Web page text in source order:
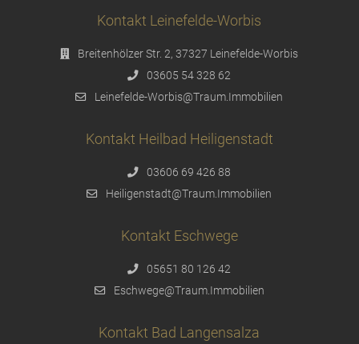
Kontakt Leinefelde-Worbis
Breitenhölzer Str. 2, 37327 Leinefelde-Worbis
03605 54 328 62
Leinefelde-Worbis@Traum.Immobilien
Kontakt Heilbad Heiligenstadt
03606 69 426 88
Heiligenstadt@Traum.Immobilien
Kontakt Eschwege
05651 80 126 42
Eschwege@Traum.Immobilien
Kontakt Bad Langensalza